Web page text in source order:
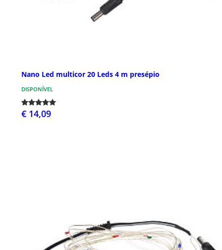
Nano Led multicor 20 Leds 4 m presépio
DISPONÍVEL
€ 14,09